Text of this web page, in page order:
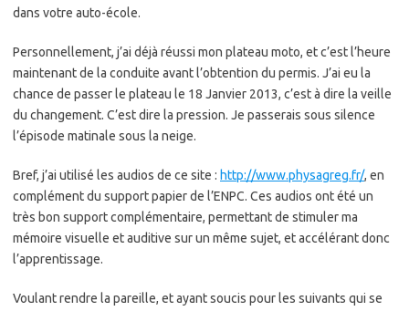
dans votre auto-école.
Personnellement, j’ai déjà réussi mon plateau moto, et c’est l’heure
maintenant de la conduite avant l’obtention du permis. J’ai eu la
chance de passer le plateau le 18 Janvier 2013, c’est à dire la veille
du changement. C’est dire la pression. Je passerais sous silence
l’épisode matinale sous la neige.
Bref, j’ai utilisé les audios de ce site : http://www.physagreg.fr/, en
complément du support papier de l’ENPC. Ces audios ont été un
très bon support complémentaire, permettant de stimuler ma
mémoire visuelle et auditive sur un même sujet, et accélérant donc
l’apprentissage.
Voulant rendre la pareille, et ayant soucis pour les suivants qui se